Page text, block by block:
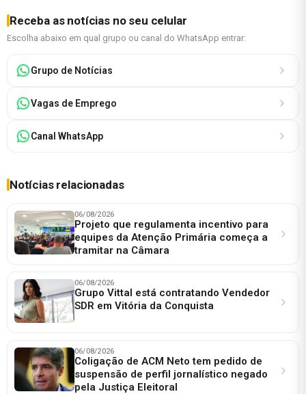
Receba as notícias no seu celular
Escolha abaixo em qual grupo ou canal do WhatsApp entrar:
Grupo de Notícias
Vagas de Emprego
Canal WhatsApp
Notícias relacionadas
06/08/2026
Projeto que regulamenta incentivo para
equipes da Atenção Primária começa a
tramitar na Câmara
06/08/2026
Grupo Vittal está contratando Vendedor
SDR em Vitória da Conquista
06/08/2026
Coligação de ACM Neto tem pedido de
suspensão de perfil jornalístico negado
pela Justiça Eleitoral